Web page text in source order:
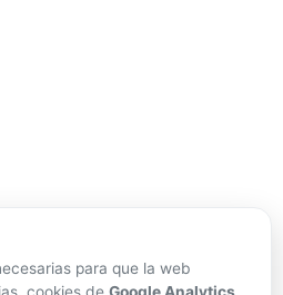
para que la web